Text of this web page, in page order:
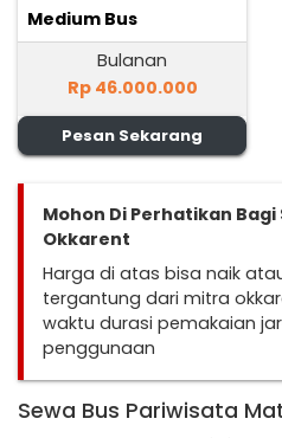
Medium Bus
Bulanan
Rp 46.000.000
Pesan Sekarang
Mohon Di Perhatikan
Okkarent
Harga di atas bisa naik
tergantung dari mitra
waktu durasi pemakaian
penggunaan
Sewa Bus Pariwisata